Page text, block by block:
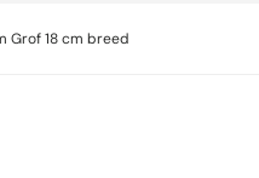
Grof 18 cm breed